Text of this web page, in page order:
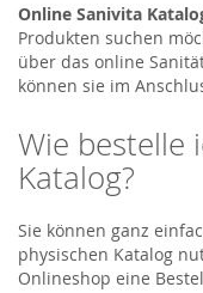
Online Sanivita
Produkten suchen
über das online
können sie im
Wie bestelle
Katalog?
Sie können ganz
physischen Katalog
Onlineshop eine